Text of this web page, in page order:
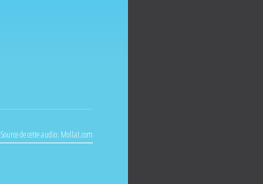
Source de cette audio: Mollat.com